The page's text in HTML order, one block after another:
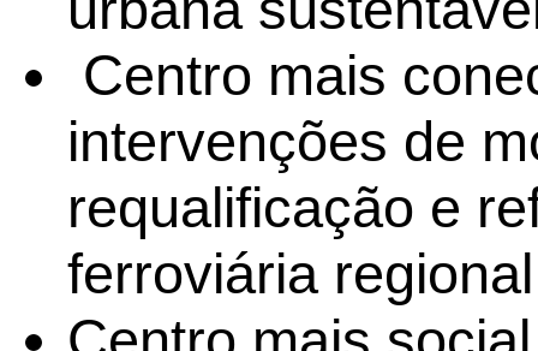
Centro mais
intervenções de
requalificação e
ferroviária